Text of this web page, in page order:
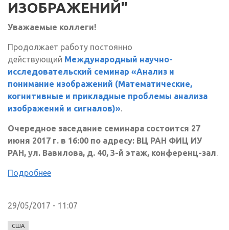
ИЗОБРАЖЕНИЙ"
Уважаемые коллеги!
Продолжает работу постоянно
действующий Международный научно-
исследовательский семинар «Анализ и
понимание изображений (Математические,
когнитивные и прикладные проблемы анализа
изображений и сигналов)».
Очередное заседание семинара состоится 27
июня 2017 г. в 16:00 по адресу: ВЦ РАН ФИЦ ИУ
РАН, ул. Вавилова, д. 40, 3-й этаж, конференц-зал.
Подробнее
29/05/2017 - 11:07
США